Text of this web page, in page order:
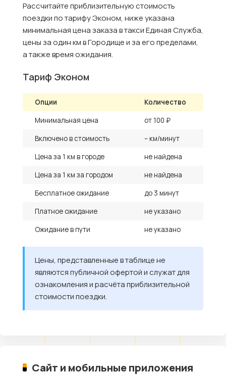
Рассчитайте приблизительную стоимость
поездки по тарифу Эконом, ниже указана
минимальная цена заказа в такси Единая Служба,
цены за один км в Городище и за его пределами,
а также время ожидания.
Тариф Эконом
Опции
Количество
Минимальная цена
от 100 ₽
Включено в стоимость
– км/минут
Цена за 1 км в городе
не найдена
Цена за 1 км за городом
не найдена
Бесплатное ожидание
до 3 минут
Платное ожидание
не указано
Ожидание в пути
не указано
Цены, представленные в таблице не
являются публичной офертой и служат для
ознакомления и расчёта приблизительной
стоимости поездки.
Сайт и мобильные приложения